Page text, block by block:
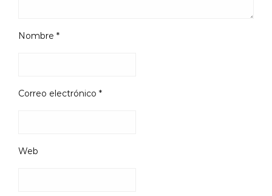
Nombre *
Correo electrónico *
Web